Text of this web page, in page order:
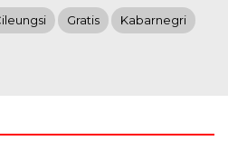
Gratis Kabarnegri